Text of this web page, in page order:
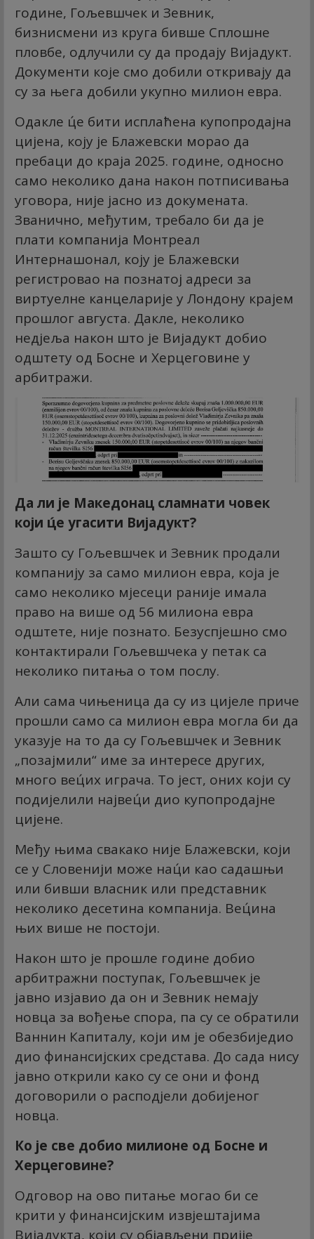
године, Гољевшчек и Зевник,
бизнисмени из круга бивше Сплошне
пловбе, одлучили су да продају Вијадукт.
Документи које смо добили откривају да
су за њега добили укупно милион евра.
Одакле ц́е бити исплаћена купопродајна
цијена, коју је Блажевски морао да
пребаци до краја 2025. године, односно
само неколико дана након потписивања
уговора, није јасно из докумената.
Званично, међутим, требало би да је
плати компанија Монтреал
Интернашонал, коју је Блажевски
регистровао на познатој адреси за
виртуелне канцеларије у Лондону крајем
прошлог августа. Дакле, неколико
недјеља након што је Вијадукт добио
одштету од Босне и Херцеговине у
арбитражи.
Да ли је Македонац сламнати човек
који ц́е угасити Вијадукт?
Зашто су Гољевшчек и Зевник продали
компанију за само милион евра, која је
само неколико мјесеци раније имала
право на више од 56 милиона евра
одштете, није познато. Безуспјешно смо
контактирали Гољевшчека у петак са
неколико питања о том послу.
Али сама чињеница да су из цијеле приче
прошли само са милион евра могла би да
указује на то да су Гољевшчек и Зевник
„позајмили“ име за интересе других,
много вец́их играча. То јест, оних који су
подијелили највец́и дио купопродајне
цијене.
Међу њима свакако није Блажевски, који
се у Словенији може нац́и као садашњи
или бивши власник или представник
неколико десетина компанија. Вец́ина
њих више не постоји.
Након што је прошле године добио
арбитражни поступак, Гољевшчек је
јавно изјавио да он и Зевник немају
новца за вођење спора, па су се обратили
Ваннин Капиталу, који им је обезбиједио
дио финансијских средстава. До сада нису
јавно открили како су се они и фонд
договорили о расподјели добијеног
новца.
Ко је све добио милионе од Босне и
Херцеговине?
Одговор на ово питање могао би се
крити у финансијским извјештајима
Вијадукта, који су објављени пријје